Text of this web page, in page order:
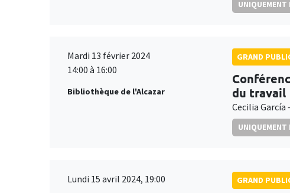
UNIQUEMENT
Mardi 13 février 2024
14:00 à 16:00
Bibliothèque de l'Alcazar
GRAND
du travail
Cecilia García
UNIQUEMENT
Lundi 15 avril 2024, 19:00 GRAND